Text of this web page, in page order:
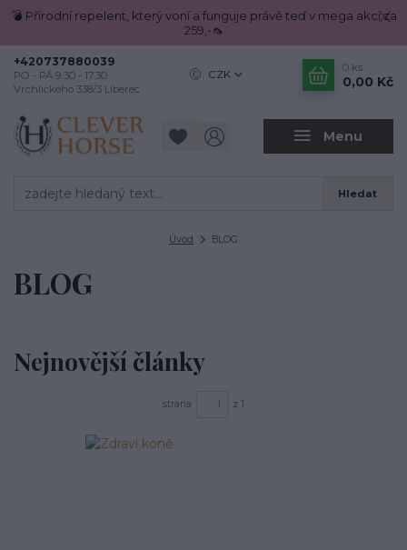
💣 Přírodní repelent, který voní a funguje právě teď v mega akci za
259,-🦟
Menu
CZK
Hledat
+420737880039
PO - PÁ 9.30 - 17.30
Vrchlického 338/3 Liberec
0 ks
0,00 Kč
Úvod BLOG
BLOG
Nejnovější články
strana z 1